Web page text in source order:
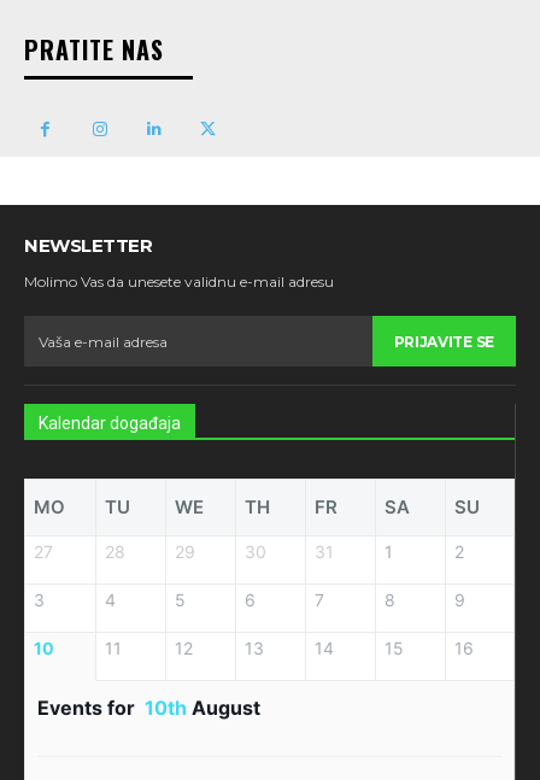
PRATITE NAS
NEWSLETTER
Molimo Vas da unesete validnu e-mail adresu
PRIJAVITE SE
Kalendar događaja
MO TU WE TH FR SA SU
27 28 29 30 31 1 2
3 4 5 6 7 8 9
10 11 12 13 14 15 16
Events for 10th August